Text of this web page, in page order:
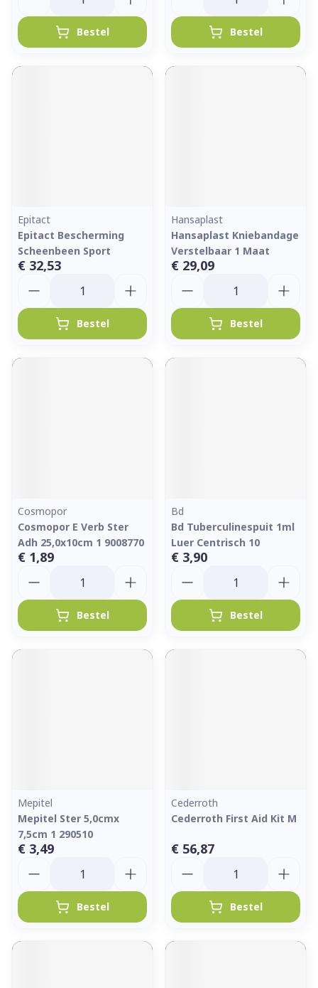
Bestel Bestel
Epitact
Epitact Bescherming
Scheenbeen Sport
€ 32,53
Bestel
Hansaplast
Hansaplast Kniebandage
Verstelbaar 1 Maat
€ 29,09
Bestel
Cosmopor
Cosmopor E Verb Ster
Adh 25,0x10cm 1 9008770
€ 1,89
Bestel
Bd
Bd Tuberculinespuit 1ml
Luer Centrisch 10
€ 3,90
Bestel
Mepitel
Mepitel Ster 5,0cmx
7,5cm 1 290510
€ 3,49
Bestel
Cederroth
Cederroth First Aid Kit M
€ 56,87
Bestel